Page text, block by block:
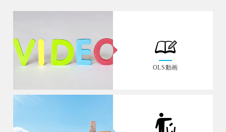
OLS動画